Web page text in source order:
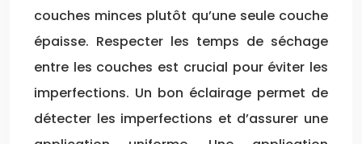
couches minces plutôt qu’une seule couche
épaisse. Respecter les temps de séchage
entre les couches est crucial pour éviter les
imperfections. Un bon éclairage permet de
détecter les imperfections et d’assurer une